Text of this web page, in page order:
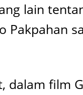
lain
Pakpahan
film